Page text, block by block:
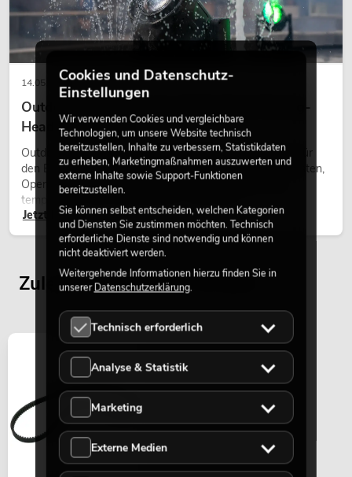
14.05.2026
Outdoor Moving-Heads: Wetterfeste Moving-
Heads bei Events
Outdoor Moving-Heads sind bewegliche Scheinwerfer für
den Einsatz im Freien. Sie werden bei Festivals, Stadtfesten,
Open-Air-Konzerten, Architekturinszenierungen und
temporären Außeninstallationen eingesetzt.
Jetzt lesen
Zuletzt angesehene Artikel
Cookies und Datenschutz-
Einstellungen
Wir verwenden Cookies und vergleichbare
Technologien, um unsere Website technisch
bereitzustellen, Inhalte zu verbessern, Statistikdaten
zu erheben, Marketingmaßnahmen auszuwerten und
externe Inhalte sowie Support-Funktionen
bereitzustellen.
Sie können selbst entscheiden, welchen Kategorien
und Diensten Sie zustimmen möchten. Technisch
erforderliche Dienste sind notwendig und können
nicht deaktiviert werden.
Weitergehende Informationen hierzu finden Sie in
unsererDatenschutzerklärung.
Technisch erforderlich
Analyse & Statistik
Marketing
Externe Medien